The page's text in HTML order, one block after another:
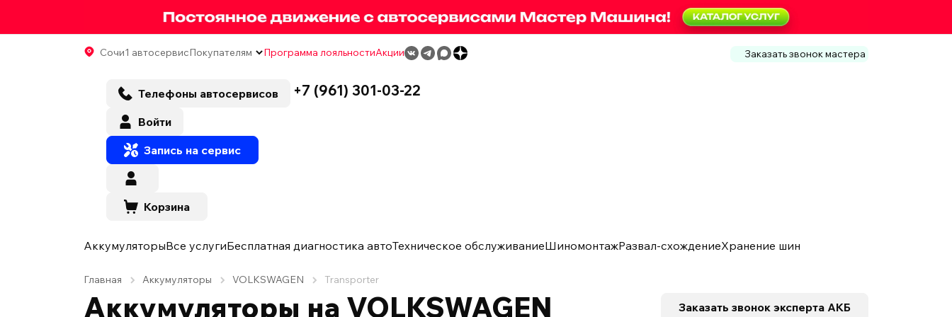
Сочи1 автосервисПокупателям Программа лояльностиАкции Заказать звонок мастера
Телефоны автосервисов +7 (961) 301-03-22
Войти
Запись на сервис
Корзина
АккумуляторыВсе услугиБесплатная диагностика автоТехническое обслуживаниеШиномонтажРазвал-схождениеХранение шин
Главная Аккумуляторы VOLKSWAGEN Transporter
Аккумуляторы на VOLKSWAGEN Заказать звонок эксперта АКБ